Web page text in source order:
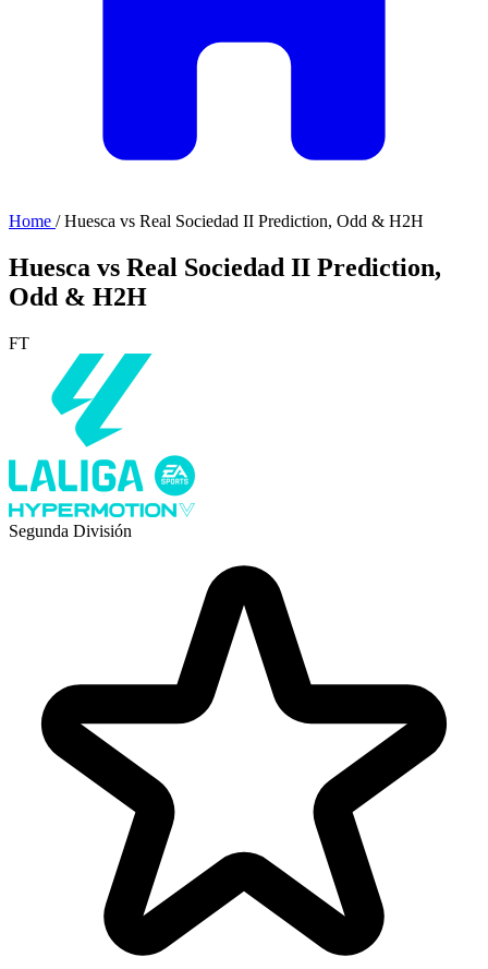
Home / Huesca vs Real Sociedad II Prediction, Odd & H2H
Huesca vs Real Sociedad II Prediction,
Odd & H2H
FT
Segunda División